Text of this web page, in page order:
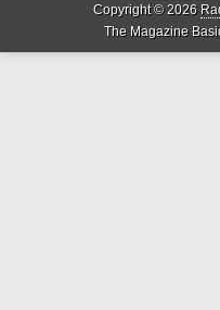
Copyright © 2026
The Magazine